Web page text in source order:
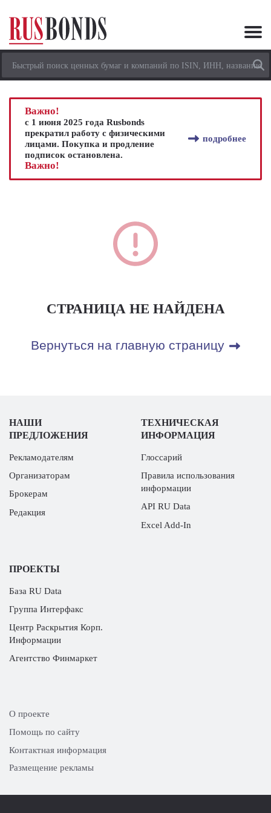
Важно!
с 1 июня 2025 года Rusbonds
прекратил работу с физическими
лицами. Покупка и продление
подписок остановлена.
подробнее
Важно!
СТРАНИЦА НЕ НАЙДЕНА
Вернуться на главную страницу
НАШИ
ПРЕДЛОЖЕНИЯ
Рекламодателям
Организаторам
Брокерам
Редакция
ТЕХНИЧЕСКАЯ
ИНФОРМАЦИЯ
Глоссарий
Правила использования
информации
API RU Data
Excel Add-In
ПРОЕКТЫ
База RU Data
Группа Интерфакс
Центр Раскрытия Корп.
Информации
Агентство Финмаркет
О проекте
Помощь по сайту
Контактная информация
Размещение рекламы